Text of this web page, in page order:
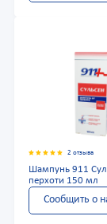
2 отзыва
Шампунь 911
перхоти 150 мл
Сообщить о